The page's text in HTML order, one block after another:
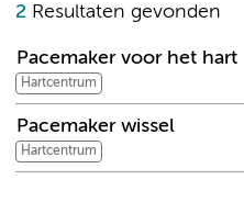
2 Resultaten gevonden
Pacemaker voor het hart
Hartcentrum
Pacemaker wissel
Hartcentrum